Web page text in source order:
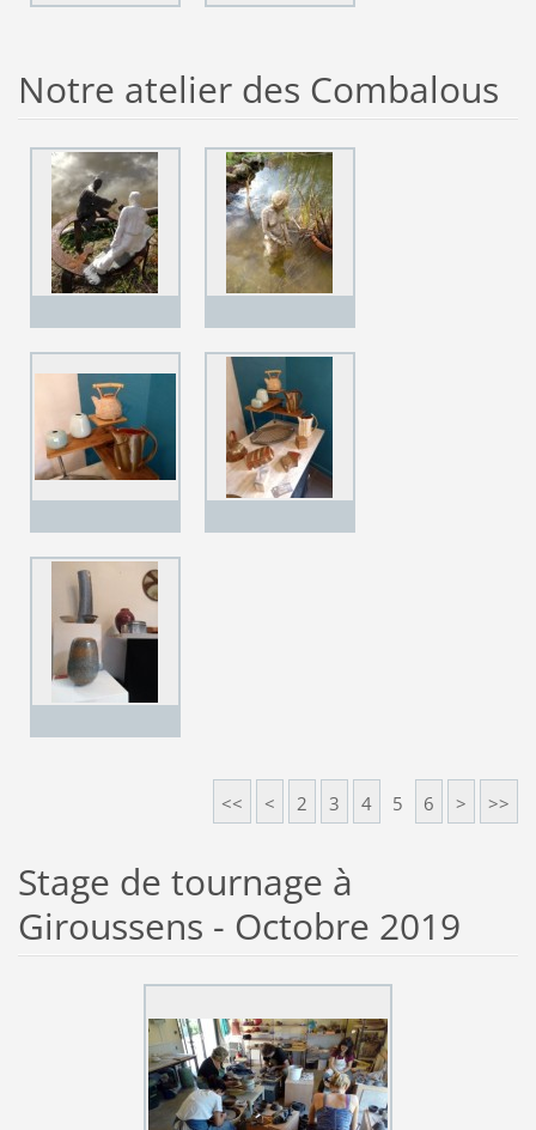
Notre atelier des Combalous
<< < 2 3 4 5 6 > >>
Stage de tournage à
Giroussens - Octobre 2019